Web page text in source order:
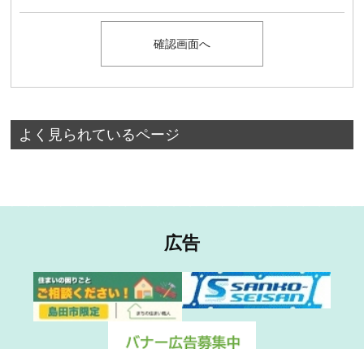
よく見られているページ
広告